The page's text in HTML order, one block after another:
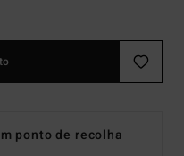
ponto de recolha